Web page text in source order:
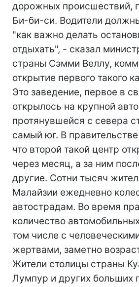
дорожных происшествий,
Би-би-си. Водители
"как важно делать
отдыхать", - сказал
страны Сэмми Веллу,
открытие первого такого
Это заведение, первое в
открылось на крупной
протянувшейся с севера
самый юг. В правительстве
что второй такой центр
через месяц, а за ним
другие. Сотни тысяч
Малайзии ежедневно
автострадам. Во время
количество
том числе с
жертвами, заметно
Жители столицы страны
Лумпур и других больших